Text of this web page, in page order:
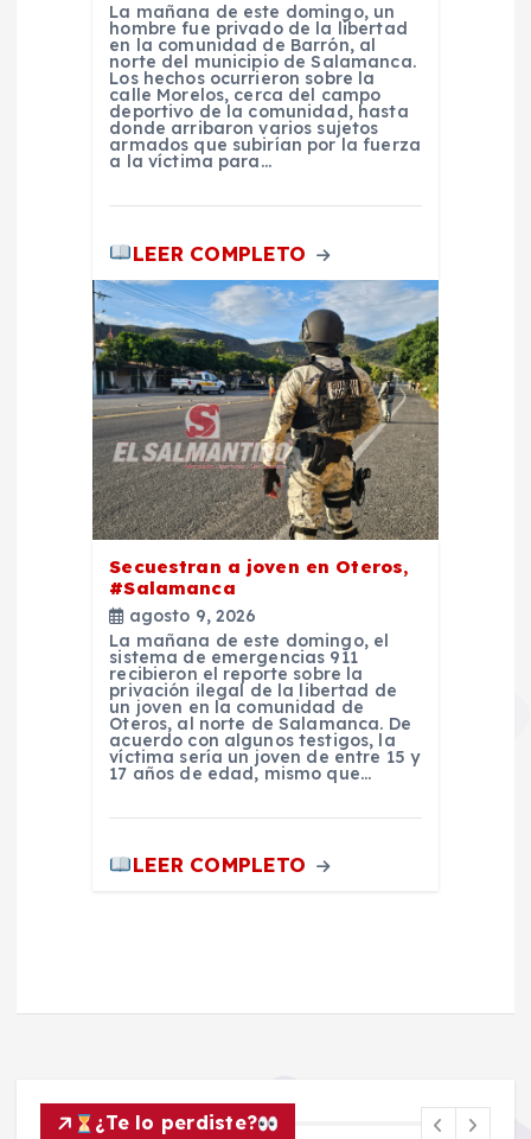
La mañana de este domingo, un
hombre fue privado de la libertad
en la comunidad de Barrón, al
norte del municipio de Salamanca.
Los hechos ocurrieron sobre la
calle Morelos, cerca del campo
deportivo de la comunidad, hasta
donde arribaron varios sujetos
armados que subirían por la fuerza
a la víctima para…
LEER COMPLETO
Secuestran a joven en Oteros,
#Salamanca
agosto 9, 2026
La mañana de este domingo, el
sistema de emergencias 911
recibieron el reporte sobre la
privación ilegal de la libertad de
un joven en la comunidad de
Oteros, al norte de Salamanca. De
acuerdo con algunos testigos, la
víctima sería un joven de entre 15 y
17 años de edad, mismo que…
LEER COMPLETO
¿Te lo perdiste?